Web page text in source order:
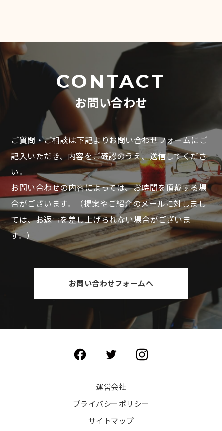
CONTACT
お問い合わせ
ご質問・ご相談は下記よりお問い合わせフォームにご
記入いただき、内容をご確認のうえ、送信してくださ
い。
お問い合わせの内容によっては、お時間を頂戴する場
合がございます。
（提案やご紹介のメールに対しまし
ては、お返事を差し上げられない場合がございま
す。）
お問い合わせフォームへ
運営会社
プライバシーポリシー
サイトマップ